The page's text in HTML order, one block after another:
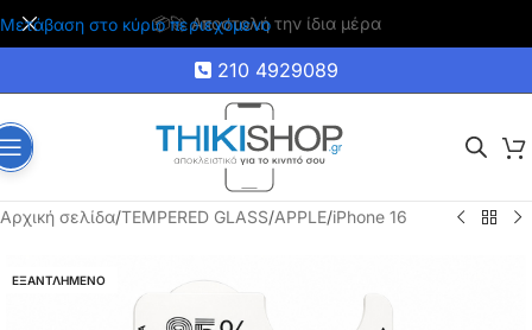
Μετάβαση στο κύριο περιεχόμενο
🚚 Δωρεάν μεταφορικά για αγορές άνω των 35€
210 4929089
Αρχική σελίδα/TEMPERED GLASS/APPLE/iPhone 16
ΕΞΑΝΤΛΗΜΕΝΟ